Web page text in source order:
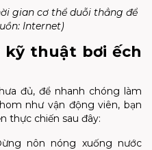
gian cơ thể duỗi thẳng để
Internet)
kỹ thuật bơi ếch
đủ, để nhanh chóng làm
như vận động viên, bạn
thực chiến sau đây:
nôn nóng xuống nước